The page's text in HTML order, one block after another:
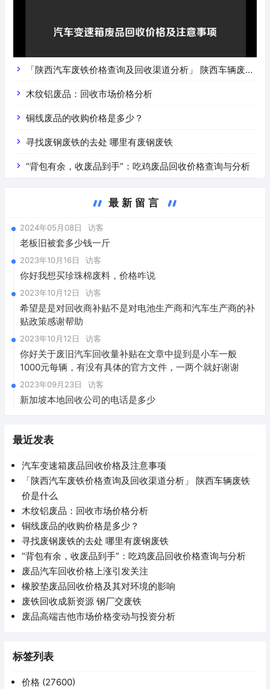
「陕西汽车废铁价格查询及回收渠道分析」 陕西车辆废铁
价是什么
木纹铝废品：回收市场价格分析
铜线废品的收购价格是多少？
寻找废钢废铁的去处 哪里有废钢废铁
“背包有余，收废品到手”：吃鸡废品回收价格查询与分析
最新留言
2024年05月08日 访客
老板旧被套多少钱一斤
2023年10月16日 访客
你好我想买珍珠棉废料，价格咋说
2023年10月12日 访客
希望是是对回收商补贴不是对电池生产商和汽车生产商的补
贴政策感谢帮助
2023年10月12日 访客
你好关于废旧汽车回收量补贴在文章中提到是小车一般
1000元每辆，有没有具体的官方文件，一两个就好谢谢
2023年09月23日 访客
新加坡本地回收公司的电话是多少
最近发表
汽车变速箱废品回收价格及注意事项
「陕西汽车废铁价格查询及回收渠道分析」 陕西车辆废铁
价是什么
木纹铝废品：回收市场价格分析
铜线废品的收购价格是多少？
寻找废钢废铁的去处 哪里有废钢废铁
“背包有余，收废品到手”：吃鸡废品回收价格查询与分析
废品汽车回收价格上涨引发关注
橡胶垫废品回收价格及其对环境的影响
废铁回收成新资源 钢厂交废铁
废品高端吉他市场价格变动与投资分析
标签列表
价格 (27600)